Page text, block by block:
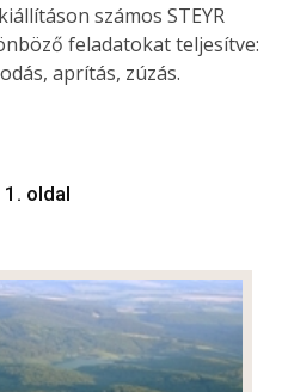
számos STEYR
feladatokat teljesítve:
aprítás, zúzás.
1. oldal